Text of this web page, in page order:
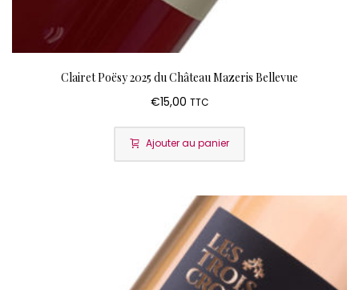
Clairet Poësy 2025 du Château Mazeris Bellevue
€15,00 TTC
Ajouter au panier